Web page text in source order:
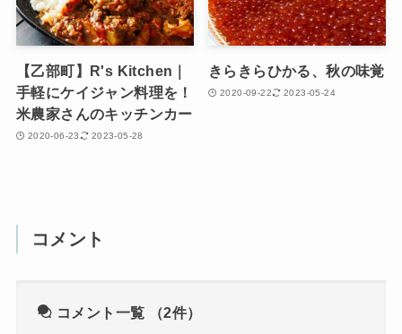
【乙部町】R's Kitchen｜
手軽にケイジャン料理を！
米農家さんのキッチンカー
2020-06-23 2023-05-28
きらきらひかる、秋の味覚
2020-09-22 2023-05-24
コメント
コメント一覧 （2件）